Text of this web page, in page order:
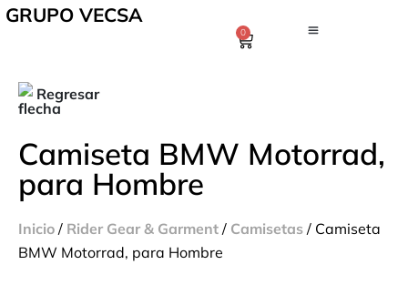
GRUPO VECSA
0
Regresar
Camiseta BMW Motorrad,
para Hombre
Inicio / Rider Gear & Garment / Camisetas / Camiseta
BMW Motorrad, para Hombre